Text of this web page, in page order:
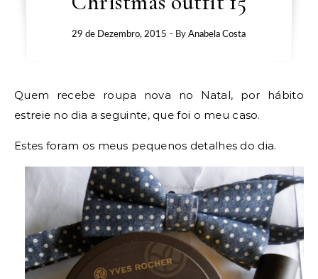
29 de Dezembro, 2015 - ByAnabela Costa
Quem recebe roupa nova no Natal, por hábito
estreie no dia a seguinte, que foi o meu caso.
Estes foram os meus pequenos detalhes do dia.